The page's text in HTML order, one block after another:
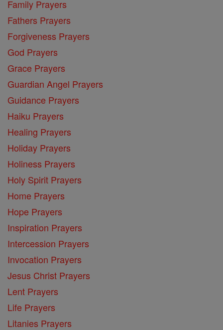
Family Prayers
Fathers Prayers
Forgiveness Prayers
God Prayers
Grace Prayers
Guardian Angel Prayers
Guidance Prayers
Haiku Prayers
Healing Prayers
Holiday Prayers
Holiness Prayers
Holy Spirit Prayers
Home Prayers
Hope Prayers
Inspiration Prayers
Intercession Prayers
Invocation Prayers
Jesus Christ Prayers
Lent Prayers
Life Prayers
Litanies Prayers